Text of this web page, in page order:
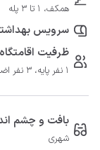
همکف، 1 تا 3 پله
سرویس
ظرفیت اقامتگاه
1 نفر پایه، 3 نفر اضافه
بافت و چشم
شهری